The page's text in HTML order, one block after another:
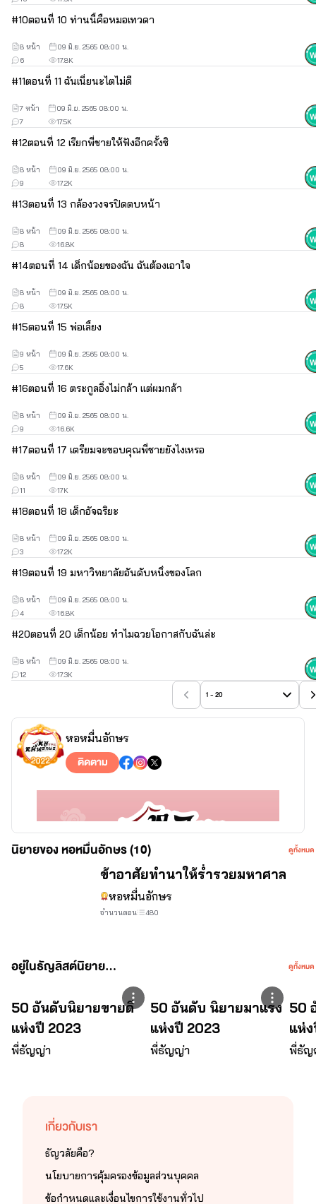
#10ตอนที่ 10 ท่านนี้คือหมอเทวดา
17.8K
6
8 หน้า 09 มิ.ย. 2565 08:00 น.
#11ตอนที่ 11 ฉันเนี่ยนะไตไม่ดี
17.5K
7
7 หน้า 09 มิ.ย. 2565 08:00 น.
#12ตอนที่ 12 เรียกพี่ชายให้ฟังอีกครั้งซิ
17.2K
9
8 หน้า 09 มิ.ย. 2565 08:00 น.
#13ตอนที่ 13 กล้องวงจรปิดตบหน้า
16.8K
8
8 หน้า 09 มิ.ย. 2565 08:00 น.
#14ตอนที่ 14 เด็กน้อยของฉัน ฉันต้องเอาใจ
17.5K
8
8 หน้า 09 มิ.ย. 2565 08:00 น.
#15ตอนที่ 15 พ่อเลี้ยง
17.6K
5
9 หน้า 09 มิ.ย. 2565 08:00 น.
#16ตอนที่ 16 ตระกูลอิ๋งไม่กล้า แต่ผมกล้า
16.6K
9
8 หน้า 09 มิ.ย. 2565 08:00 น.
#17ตอนที่ 17 เตรียมจะขอบคุณพี่ชายยังไงเหรอ
17K
11
8 หน้า 09 มิ.ย. 2565 08:00 น.
#18ตอนที่ 18 เด็กอัจฉริยะ
17.2K
3
8 หน้า 09 มิ.ย. 2565 08:00 น.
#19ตอนที่ 19 มหาวิทยาลัยอันดับหนึ่งของโลก
16.8K
4
8 หน้า 09 มิ.ย. 2565 08:00 น.
#20ตอนที่ 20 เด็กน้อย ทำไมฉวยโอกาสกับฉันล่ะ
17.3K
12
8 หน้า 09 มิ.ย. 2565 08:00 น.
1 - 20
หอหมื่นอักษร
ติดตาม
โปรเจกต์ "หอหมื่นอักษร" เป็นโปรเจกต์ที่ซื้อลิขสิทธิ์
จากใจเก๋อเก๋อ
นิยายทุกเรื่องที่อยู่ในโปรเจกต์หอหมื่นอักษรเราเป็น
นิยายของ หอหมื่นอักษร (10) ดูทั้งหมด
ข้าอาศัยทำนาให้ร่ำรวยมหาศาล
หอหมื่นอักษร
จำนวนตอน 480
อยู่ในธัญลิสต์นิยาย... ดูทั้งหมด
50 อันดับนิยายขายดี
แห่งปี 2023
พี่ธัญญ่า
50 อันดับ นิยายมาแรง
แห่งปี 2023
พี่ธัญญ่า
50
แห่
พี่ธัญ
เกี่ยวกับเรา
ธัญวลัยคือ?
นโยบายการคุ้มครองข้อมูลส่วนบุคคล
ข้อกำหนดและเงื่อนไขการใช้งานทั่วไป